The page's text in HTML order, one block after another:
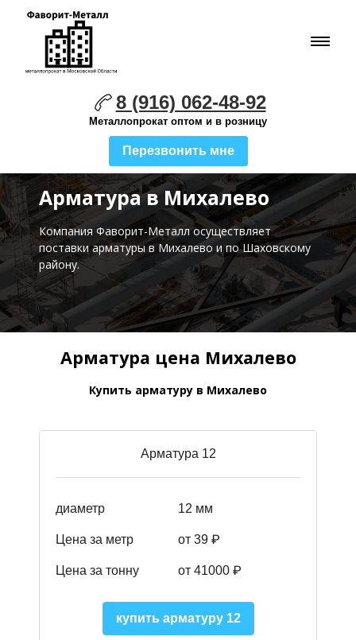
8 (916) 062-48-92
Металлопрокат оптом и в розницу
Перезвонить мне
Арматура в Михалево
Компания Фаворит-Металл осуществляет
поставкиарматуры в Михалево и по Шаховскому
району.
Арматура цена Михалево
Купить арматуру в Михалево
Арматура 12
диаметр 12 мм
Цена за метр от 39 ₽
Цена за тонну от 41000 ₽
купить арматуру 12